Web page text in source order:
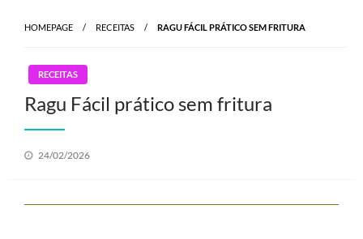
HOMEPAGE RECEITAS RAGU FÁCIL PRÁTICO SEM FRITURA
RECEITAS
Ragu Fácil prático sem fritura
Posted
24/02/2026